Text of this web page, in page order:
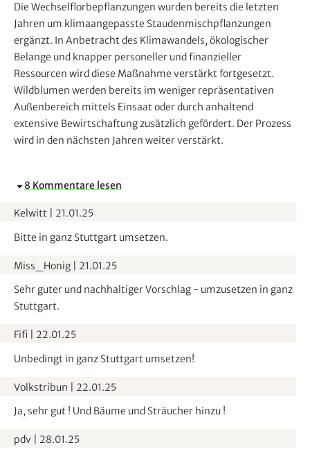
b
l
e
n
d
e
n
Die Wechselflorbepflanzungen wurden bereits die letzten
Jahren um klimaangepasste Staudenmischpflanzungen
ergänzt. In Anbetracht des Klimawandels, ökologischer
Belange und knapper personeller und finanzieller
Ressourcen wird diese Maßnahme verstärkt fortgesetzt.
Wildblumen werden bereits im weniger repräsentativen
Außenbereich mittels Einsaat oder durch anhaltend
extensive Bewirtschaftung zusätzlich gefördert. Der Prozess
wird in den nächsten Jahren weiter verstärkt.
A
s
b
e
n
d
n
8 Kommentare lesen
Kelwitt
21.01.25
Bitte in ganz Stuttgart umsetzen.
Miss_Honig
21.01.25
Sehr guter und nachhaltiger Vorschlag - umzusetzen in ganz
Stuttgart.
Fifi
22.01.25
Unbedingt in ganz Stuttgart umsetzen!
Volkstribun
22.01.25
Ja, sehr gut ! Und Bäume und Sträucher hinzu !
pdv
28.01.25